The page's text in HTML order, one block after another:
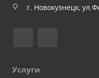
г. Новокузнецк,
Услуги